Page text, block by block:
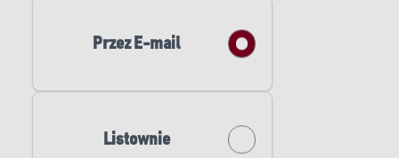
Przez E-mail
Listownie